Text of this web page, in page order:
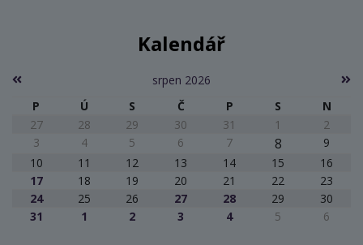
Kalendář
srpen 2026
P
Ú S Č P S
N
27
28 29 30 31 1
2
3
4 5 6 7 8
9
10
11 12 13 14 15
16
17
18 19 20 21 22
23
24
25 26 27 28 29
30
31
1 2 3 4 5 6